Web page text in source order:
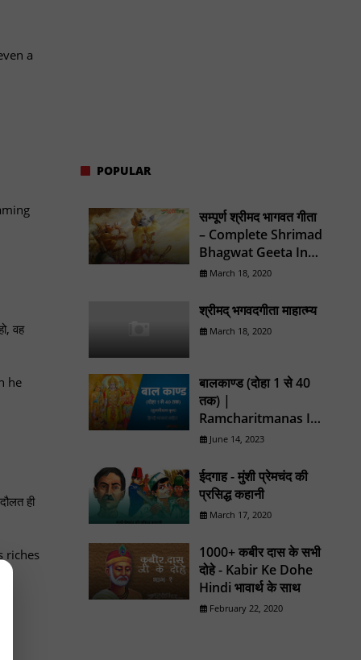
a
वह
he
ही
riches
POPULAR
सम्पूर्ण श्रीमद भागवत गीता
– Complete Shrimad
Bhagwat Geeta In
Hindi
March 18, 2020
श्रीमद् भगवदगीता माहात्म्य
March 18, 2020
बालकाण्ड (दोहा 1 से 40
तक) |
Ramcharitmanas In
Hindi
June 14, 2023
ईदगाह - मुंशी प्रेमचंद की
प्रसिद्ध कहानी
March 17, 2020
1000+ कबीर दास के सभी
दोहे - Kabir Ke Dohe
Hindi भावार्थ के साथ
February 22, 2020